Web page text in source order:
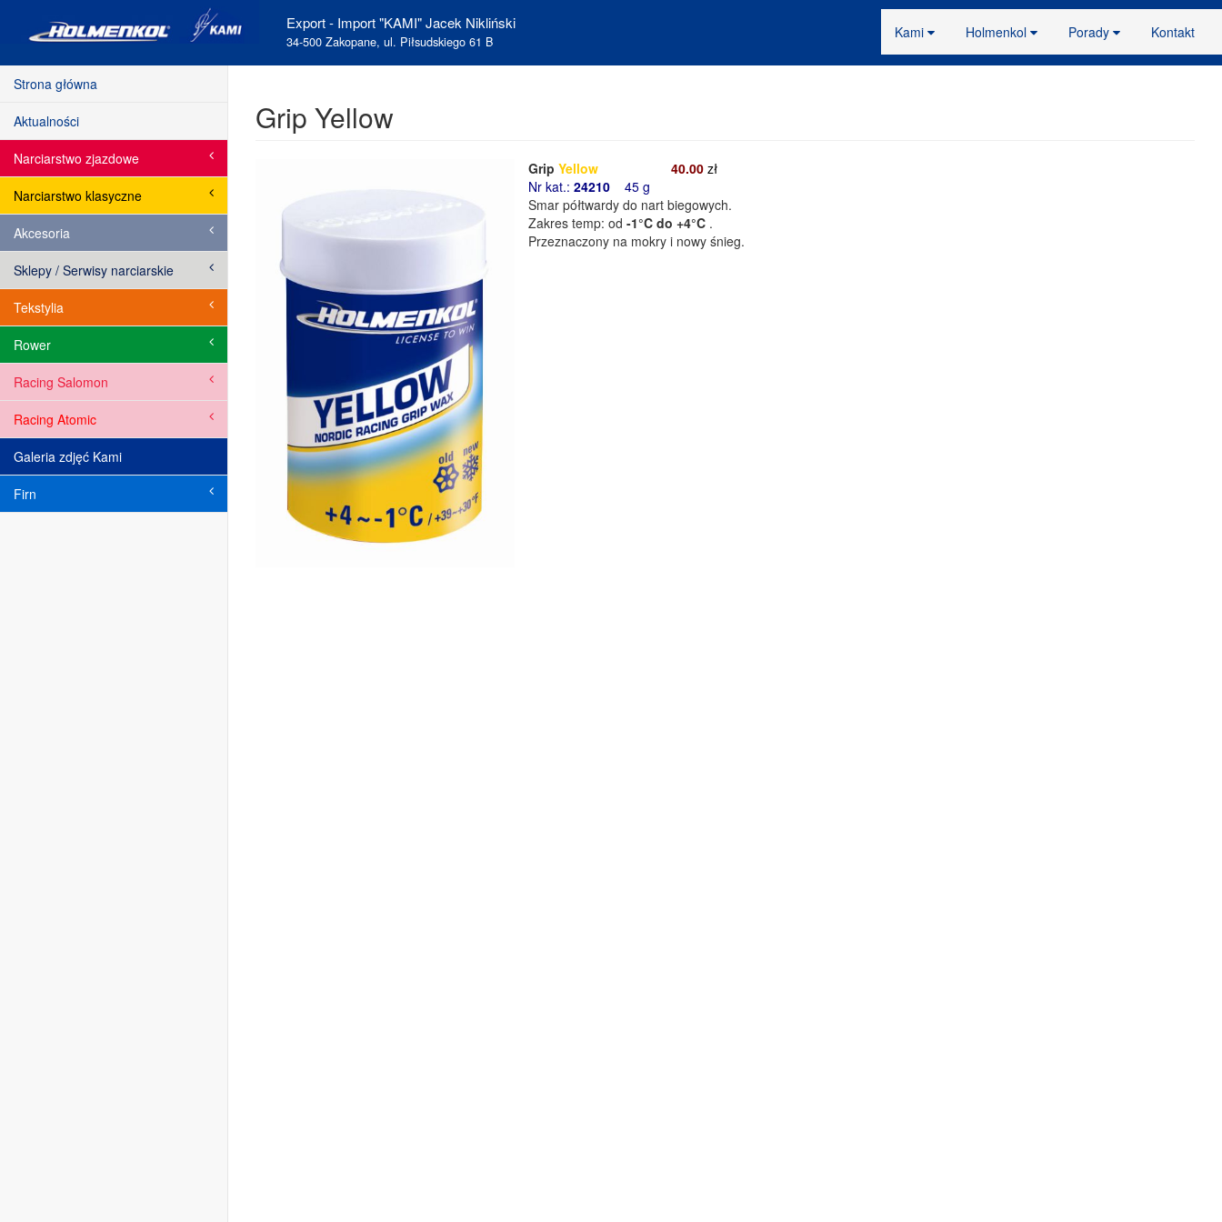
Export - Import "KAMI" Jacek Nikliński
34-500 Zakopane, ul. Piłsudskiego 61 B
Kami Holmenkol Porady Kontakt
Strona główna
Aktualności
Narciarstwo zjazdowe
Narciarstwo klasyczne
Akcesoria
Sklepy / Serwisy narciarskie
Tekstylia
Rower
Racing Salomon
Racing Atomic
Galeria zdjęć Kami
Firn
Grip Yellow
Grip Yellow 40.00 zł
Nr kat.: 24210 45 g
Smar półtwardy do nart biegowych.
Zakres temp: od -1°C do +4°C .
Przeznaczony na mokry i nowy śnieg.